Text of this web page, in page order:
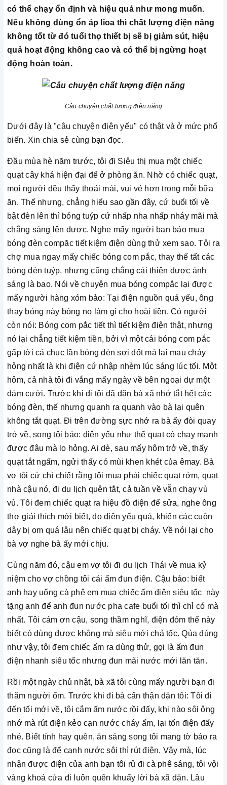
có thể chạy ổn định và hiệu quả như mong muốn.
Nếu không dùng ổn áp lioa thì chất lượng điện năng
không tốt từ đó tuổi thọ thiết bị sẽ bị giảm sút, hiệu
quả hoạt động không cao và có thể bị ngừng hoạt
động hoàn toàn.
Câu chuyện chất lượng điện năng
Dưới đây là "câu chuyện điện yếu" có thật và ở mức phổ
biến. Xin chia sẻ cùng bạn đọc.
Đầu mùa hè năm trước, tôi đi Siêu thị mua một chiếc
quạt cây khá hiện đại để ở phòng ăn. Nhờ có chiếc quạt,
mọi người đều thấy thoải mái, vui vẻ hơn trong mỗi bữa
ăn. Thế nhưng, chẳng hiểu sao gần đây, cứ buổi tối về
bật đèn lên thì bóng tuýp cứ nhấp nha nhấp nháy mãi mà
chẳng sáng lên được. Nghe mấy người bạn bảo mua
bóng đèn compăc tiết kiệm điện dùng thử xem sao. Tôi ra
chợ mua ngay mấy chiếc bóng com pắc, thay thế tất các
bóng đèn tuýp, nhưng cũng chẳng cải thiện được ánh
sáng là bao. Nói về chuyện mua bóng compắc lại được
mấy người hàng xóm bảo: Tại điện nguồn quá yếu, ông
thay bóng này bóng nọ làm gì cho hoài tiền. Có người
còn nói: Bóng com pắc tiết thì tiết kiệm điện thật, nhưng
nó lại chẳng tiết kiệm tiền, bởi vì một cái bóng com pắc
gấp tới cả chục lần bóng đèn sợi đốt mà lại mau cháy
hỏng nhất là khi điện cứ nhập nhèm lúc sáng lúc tối. Một
hôm, cả nhà tôi đi vắng mấy ngày về bên ngoại dự một
đám cưới. Trước khi đi tôi đã dặn bà xã nhớ tắt hết các
bóng đèn, thế nhưng quanh ra quanh vào bà lại quên
không tắt quạt. Đi trên đường sực nhớ ra bà ấy đòi quay
trở về, song tôi bảo: điện yếu như thế quạt có chạy mạnh
được đâu mà lo hỏng. Ai dè, sau mấy hôm trở về, thấy
quạt tắt ngấm, ngửi thấy có mùi khen khét của êmay. Bà
vợ tôi cứ chì chiết rằng tôi mua phải chiếc quạt rởm, quạt
nhà cậu nó, đi du lịch quên tắt, cả tuần về vẫn chạy vù
vù. Tôi đem chiếc quạt ra hiệu đồ điện để sửa, nghe ông
thợ giải thích mới biết, do điện yếu quá, khiến các cuộn
dây bị om quá lâu nên chiếc quạt bị cháy. Về nói lại cho
bà vợ nghe bà ấy mới chịu.
Cùng năm đó, cậu em vợ tôi đi du lịch Thái về mua kỷ
niệm cho vợ chồng tôi cái ấm đun điện. Cậu bảo: biết
anh hay uống cà phê em mua chiếc ấm điện siêu tốc này
tặng anh để anh đun nước pha cafe buổi tối thì chỉ có mà
nhất. Tôi cám ơn cậu, song thầm nghĩ, điện đóm thế này
biết có dùng được không mà siêu mới chả tốc. Qủa đúng
như vậy, tôi đem chiếc ấm ra dùng thử, gọi là ấm đun
điện nhanh siêu tốc nhưng đun mãi nước mới lăn tăn.
Rồi một ngày chủ nhật, bà xã tôi cùng mấy người bạn đi
thăm người ốm. Trước khi đi bà cẩn thận dặn tôi: Tôi đi
đến tối mới về, tôi cắm ấm nước rồi đấy, khi nào sôi ông
nhớ mà rút điện kẻo cạn nước cháy ấm, lại tốn điện đấy
nhé. Biết tính hay quên, ăn sáng song tôi mang tờ báo ra
đọc cũng là để canh nước sôi thì rút điện. Vậy mà, lúc
nhận được điện của anh bạn tôi rủ đi cà phê sáng, tôi vội
vàng khoá cửa đi luôn quên khuấy lời bà xã dặn. Lâu